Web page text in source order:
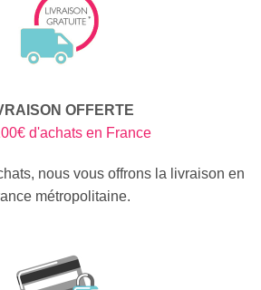
OFFERTE
d'achats en France
nous vous offrons la livraison en
métropolitaine.